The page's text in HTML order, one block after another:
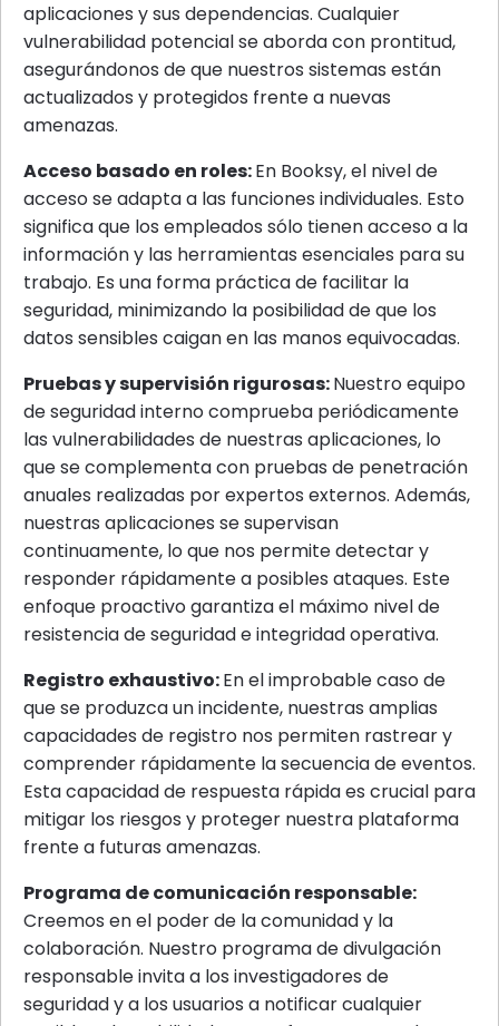
aplicaciones y sus dependencias. Cualquier
vulnerabilidad potencial se aborda con prontitud,
asegurándonos de que nuestros sistemas están
actualizados y protegidos frente a nuevas
amenazas.
‍Acceso basado en roles:En Booksy, el nivel de
acceso se adapta a las funciones individuales. Esto
significa que los empleados sólo tienen acceso a la
información y las herramientas esenciales para su
trabajo. Es una forma práctica de facilitar la
seguridad, minimizando la posibilidad de que los
datos sensibles caigan en las manos equivocadas.
Pruebas y supervisión rigurosas:Nuestro equipo
de seguridad interno comprueba periódicamente
las vulnerabilidades de nuestras aplicaciones, lo
que se complementa con pruebas de penetración
anuales realizadas por expertos externos. Además,
nuestras aplicaciones se supervisan
continuamente, lo que nos permite detectar y
responder rápidamente a posibles ataques. Este
enfoque proactivo garantiza el máximo nivel de
resistencia de seguridad e integridad operativa.
Registro exhaustivo:En el improbable caso de
que se produzca un incidente, nuestras amplias
capacidades de registro nos permiten rastrear y
comprender rápidamente la secuencia de eventos.
Esta capacidad de respuesta rápida es crucial para
mitigar los riesgos y proteger nuestra plataforma
frente a futuras amenazas.
Programa de comunicación responsable:
Creemos en el poder de la comunidad y la
colaboración. Nuestro programa de divulgación
responsable invita a los investigadores de
seguridad y a los usuarios a notificar cualquier